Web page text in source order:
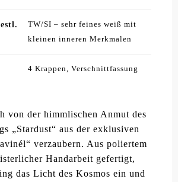
TW/SI – sehr feines weiß mit
kleinen inneren Merkmalen
4 Krappen, Verschnittfassung
von der himmlischen Anmut des
„Stardust“ aus der exklusiven
verzaubern. Aus poliertem
Handarbeit gefertigt,
das Licht des Kosmos ein und